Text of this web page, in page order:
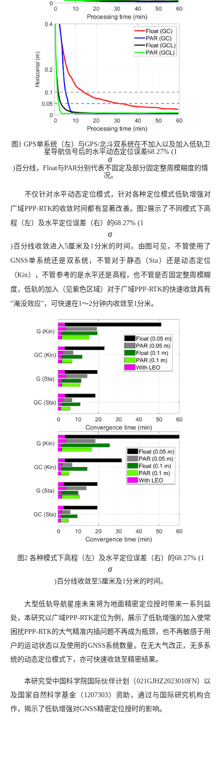
图1 GPS单系统（左）与GPS/北斗双系统在不加入以及加入低轨卫
星导航信号后的水平动态定位误差68.27% (1
)百分线，Float与PAR分别代表不固定及部分固定整周模糊度的情
况。
不仅针对水平动态定位模式，针对各种定位模式低轨增强对
广域PPP-RTK的收敛时间都有显著改善。图2展示了不同模式下高
程（左）及水平定位误差（右）的68.27% (1
)百分线收敛进入5厘米及1分米的时间。由图可见，不管使用了
GNSS单系统还是双系统，不管对于静态（Sta）还是动态定位
（Kin），不管参考的是水平还是高程，也不管是否固定整周模糊
度，低轨的加入（见紫色区域）对于广域PPP-RTK的快速收敛具有
“淹没效应”，可快速在1～2分钟内收敛至1分米。
图2 各种模式下高程（左）及水平定位误差（右）的68.27% (1
)百分线收敛至5厘米及1分米的时间。
大型低轨导航星座未来将为地面精密定位授时带来一系列益
处，本研究以广域PPP-RTK定位为例，展示了低轨增强的加入使常
困扰PPP-RTK的大气精准内插问题不再成为瓶颈，也不再敏感于用
户的运动状态以及使用的GNSS系统数量。在无大气改正，无多系
统的动态定位模式下，亦可快速收敛至精密结果。
本研究受中国科学院国际伙伴计划（021GJHZ2023010FN）以
及国家自然科学基金（1207303）资助，通过与国际研究机构合
作，揭示了低轨增强对GNSS精密定位授时的影响。